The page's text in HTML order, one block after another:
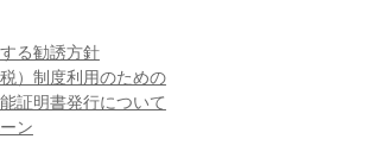
る勧誘方針
）制度利用のための
証明書発行について
ン